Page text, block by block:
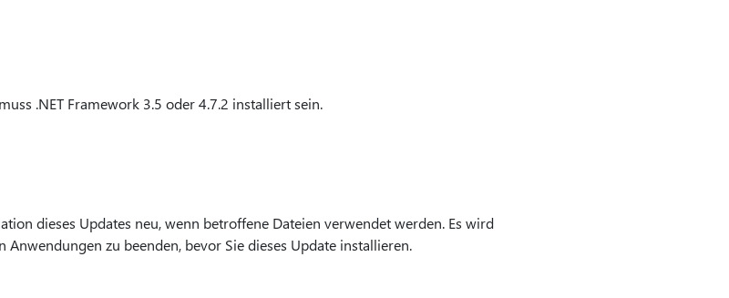
.NET Framework 3.5 oder 4.7.2 installiert sein.
dieses Updates neu, wenn betroffene Dateien verwendet werden. Es wird
zu beenden, bevor Sie dieses Update installieren.